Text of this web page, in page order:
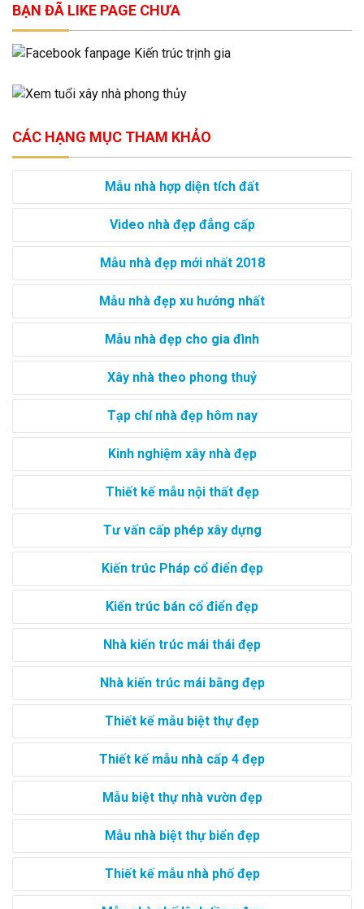
BẠN ĐÃ LIKE PAGE CHƯA
CÁC HẠNG MỤC THAM KHẢO
Mẫu nhà hợp diện tích đất
Video nhà đẹp đẳng cấp
Mẫu nhà đẹp mới nhất 2018
Mẫu nhà đẹp xu hướng nhất
Mẫu nhà đẹp cho gia đình
Xây nhà theo phong thuỷ
Tạp chí nhà đẹp hôm nay
Kinh nghiệm xây nhà đẹp
Thiết kế mẫu nội thất đẹp
Tư vấn cấp phép xây dựng
Kiến trúc Pháp cổ điển đẹp
Kiến trúc bán cổ điển đẹp
Nhà kiến trúc mái thái đẹp
Nhà kiến trúc mái bằng đẹp
Thiết kế mẫu biệt thự đẹp
Thiết kế mẫu nhà cấp 4 đẹp
Mẫu biệt thự nhà vườn đẹp
Mẫu nhà biệt thự biển đẹp
Thiết kế mẫu nhà phố đẹp